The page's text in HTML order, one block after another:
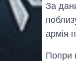
За
армія
Попри